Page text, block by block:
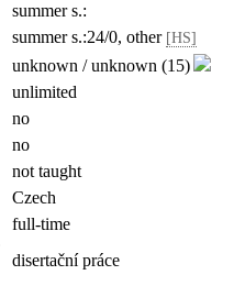
summer s.:
summer s.:24/0, other [HS]
unknown / unknown (15)
unlimited
no
no
not taught
Czech
full-time
disertační práce